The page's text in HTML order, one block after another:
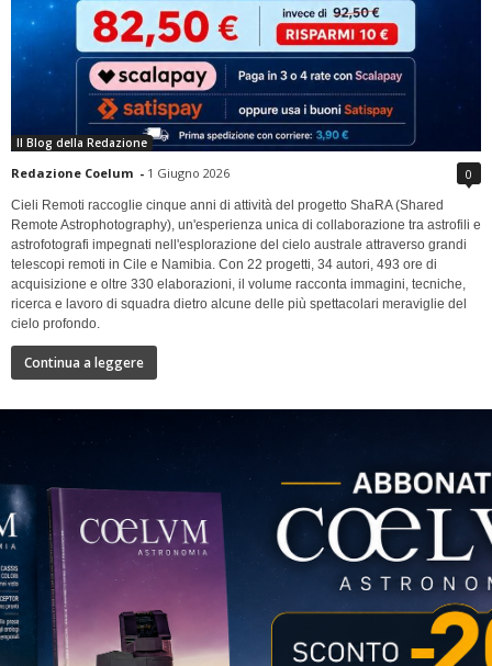
Il Blog della Redazione
Redazione Coelum - 1 Giugno 2026 0
Cieli Remoti raccoglie cinque anni di attività del progetto ShaRA (Shared
Remote Astrophotography), un'esperienza unica di collaborazione tra astrofili e
astrofotografi impegnati nell'esplorazione del cielo australe attraverso grandi
telescopi remoti in Cile e Namibia. Con 22 progetti, 34 autori, 493 ore di
acquisizione e oltre 330 elaborazioni, il volume racconta immagini, tecniche,
ricerca e lavoro di squadra dietro alcune delle più spettacolari meraviglie del
cielo profondo.
Continua a leggere